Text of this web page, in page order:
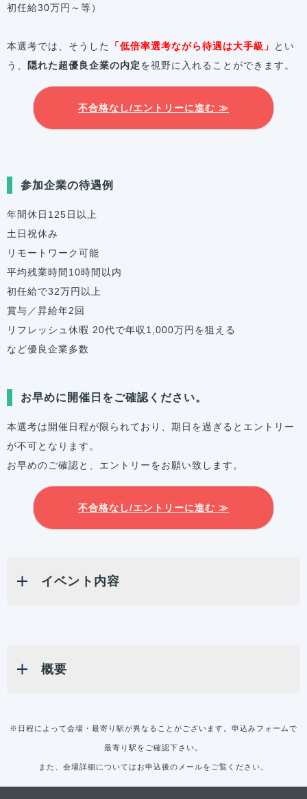
初任給30万円～等）
本選考では、そうした 「低倍率選考ながら待遇は大手級」
とい
う、
隠れた超優良企業の内定を視野に入れることができます。
不合格なし/エントリーに進む ≫
参加企業の待遇例
年間休日125日以上
土日祝休み
リモートワーク可能
平均残業時間10時間以内
初任給で32万円以上
賞与／昇給年2回
リフレッシュ休暇 20代で年収1,000万円を狙える
など優良企業多数
お早めに開催日をご確認ください。
本選考は開催日程が限られており、期日を過ぎるとエントリー
が不可となります。
お早めのご確認と、エントリーをお願い致します。
不合格なし/エントリーに進む ≫
イベント内容
概要
※日程によって会場・最寄り駅が異なることがございます。申込みフォームで
最寄り駅をご確認下さい。
また、会場詳細についてはお申込後のメールをご覧ください。